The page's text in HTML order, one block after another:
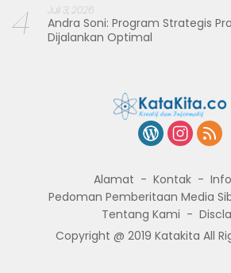
4 Juli 3, 2026
Andra Soni: Program Strategis
Dijalankan Optimal
Alamat Kontak
Pedoman Pemberitaan Media
Tentang Kami
Copyright @ 2019 Katakita All